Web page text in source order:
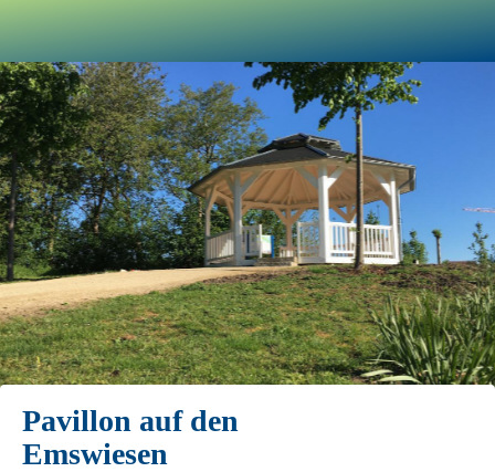
Pavillon auf den
Emswiesen